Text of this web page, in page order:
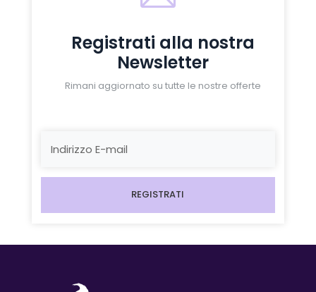
Registrati alla nostra
Newsletter
Rimani aggiornato su tutte le nostre offerte
REGISTRATI